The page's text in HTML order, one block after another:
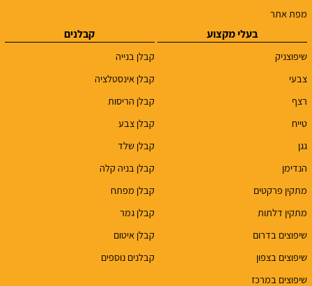
מפת אתר
בעלי מקצוע
שיפוצניק
צבעי
רצף
טייח
גגן
הנדימן
מתקין פרקטים
מתקין דלתות
שיפוצים בדרום
שיפוצים בצפון
שיפוצים במרכז
קבלנים
קבלן בנייה
קבלן אינסטלציה
קבלן הריסות
קבלן צבע
קבלן שלד
קבלן בניה קלה
קבלן מפתח
קבלן גמר
קבלן איטום
קבלנים נוספים